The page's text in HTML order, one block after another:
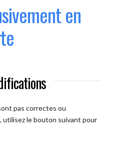
en
pas correctes ou
le bouton suivant pour